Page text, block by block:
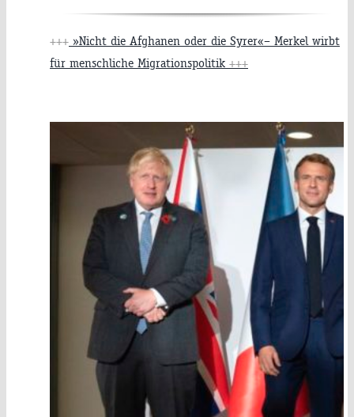
+++ »Nicht die Afghanen oder die Syrer«– Merkel wirbt
für menschliche Migrationspolitik +++